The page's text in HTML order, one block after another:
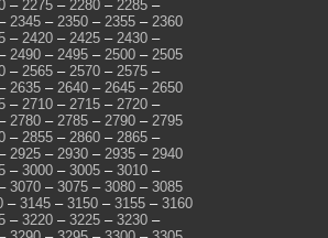
– 2275 – 2280 – 2285 –
2345 – 2350 – 2355 – 2360
– 2420 – 2425 – 2430 –
2490 – 2495 – 2500 – 2505
– 2565 – 2570 – 2575 –
2635 – 2640 – 2645 – 2650
– 2710 – 2715 – 2720 –
2780 – 2785 – 2790 – 2795
– 2855 – 2860 – 2865 –
2925 – 2930 – 2935 – 2940
– 3000 – 3005 – 3010 –
3070 – 3075 – 3080 – 3085
– 3145 – 3150 – 3155 – 3160
– 3220 – 3225 – 3230 –